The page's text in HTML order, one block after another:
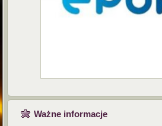
Ważne informacje